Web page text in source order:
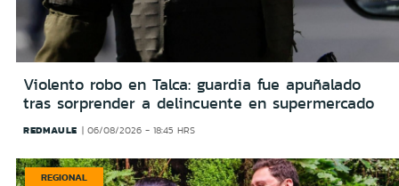
Violento robo en Talca: guardia fue apuñalado
tras sorprender a delincuente en supermercado
REDMAULE 06/08/2026 - 18:45 HRS
REGIONAL